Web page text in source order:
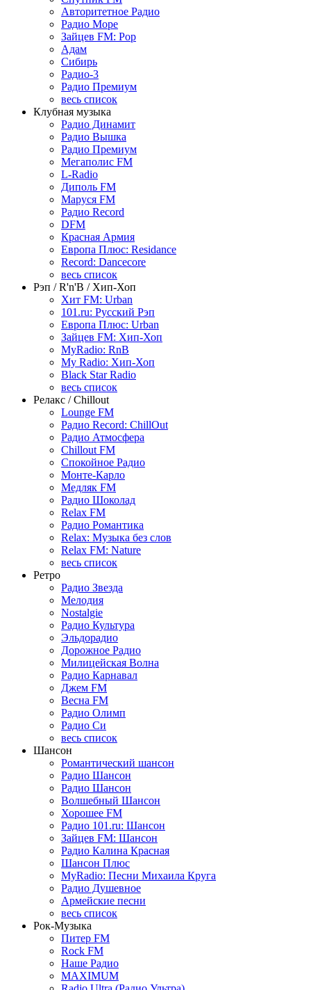
Авторитетное Радио
Радио Море
Зайцев FM: Pop
Адам
Сибирь
Радио-3
Радио Премиум
весь список
Клубная музыка
Радио Динамит
Радио Вышка
Радио Премиум
Мегаполис FM
L-Radio
Диполь FM
Маруся FM
Радио Record
DFM
Красная Армия
Европа Плюс: Residance
Record: Dancecore
весь список
Рэп / R'n'B / Хип-Хоп
Хит FM: Urban
101.ru: Русский Рэп
Европа Плюс: Urban
Зайцев FM: Хип-Хоп
MyRadio: RnB
My Radio: Хип-Хоп
Black Star Radio
весь список
Релакс / Chillout
Lounge FM
Радио Record: ChillOut
Радио Атмосфера
Chillout FM
Спокойное Радио
Монте-Карло
Медляк FM
Радио Шоколад
Relax FM
Радио Романтика
Relax: Музыка без слов
Relax FM: Nature
весь список
Ретро
Радио Звезда
Мелодия
Nostalgie
Радио Культура
Эльдорадио
Дорожное Радио
Милицейская Волна
Радио Карнавал
Джем FM
Весна FM
Радио Олимп
Радио Си
весь список
Шансон
Романтический шансон
Радио Шансон
Радио Шансон
Волшебный Шансон
Хорошее FM
Радио 101.ru: Шансон
Зайцев FM: Шансон
Радио Калина Красная
Шансон Плюс
MyRadio: Песни Михаила Круга
Радио Душевное
Армейские песни
весь список
Рок-Музыка
Питер FM
Rock FM
Наше Радио
MAXIMUM